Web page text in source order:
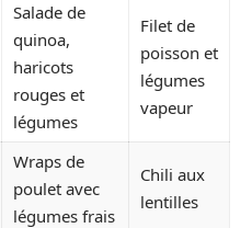
Salade de
quinoa,
haricots
rouges et
légumes
Filet de
poisson et
légumes
vapeur
Wraps de
poulet avec
légumes frais
Chili aux
lentilles